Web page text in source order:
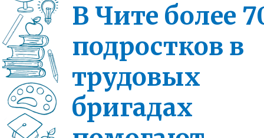
В Чите более
подростков в
трудовых
бригадах